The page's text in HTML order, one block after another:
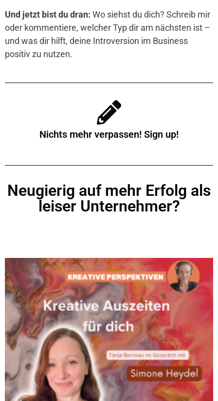
Und jetzt bist du dran: Wo siehst du dich? Schreib mir
oder kommentiere, welcher Typ dir am nächsten ist –
und was dir hilft, deine Introversion im Business
positiv zu nutzen.
Nichts mehr verpassen! Sign up!
Neugierig auf mehr Erfolg als
leiser Unternehmer?